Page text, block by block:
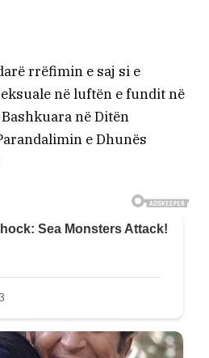
rrëfimin e saj si e
në luftën e fundit në
në Ditën
e Dhunës